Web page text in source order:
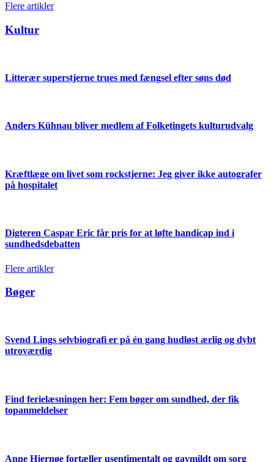
Flere artikler
Kultur
Litterær superstjerne trues med fængsel efter søns død
Anders Kühnau bliver medlem af Folketingets kulturudvalg
Kræftlæge om livet som rockstjerne: Jeg giver ikke autografer
på hospitalet
Digteren Caspar Eric får pris for at løfte handicap ind i
sundhedsdebatten
Flere artikler
Bøger
Svend Lings selvbiografi er på én gang hudløst ærlig og dybt
utroværdig
Find ferielæsningen her: Fem bøger om sundhed, der fik
topanmeldelser
Anne Hjernøe fortæller usentimentalt og gavmildt om sorg